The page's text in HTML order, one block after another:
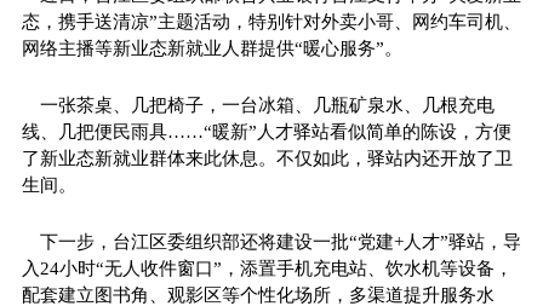
态，携手送清凉”主题活动，特别针对外卖小哥、网约车司机、
网络主播等新业态新就业人群提供“暖心服务”。
一张茶桌、几把椅子，一台冰箱、几瓶矿泉水、几根充电
线、几把便民雨具……“暖新”人才驿站看似简单的陈设，方便
了新业态新就业群体来此休息。不仅如此，驿站内还开放了卫
生间。
下一步，台江区委组织部还将建设一批“党建+人才”驿站，导
入24小时“无人收件窗口”，添置手机充电站、饮水机等设备，
配套建立图书角、观影区等个性化场所，多渠道提升服务水